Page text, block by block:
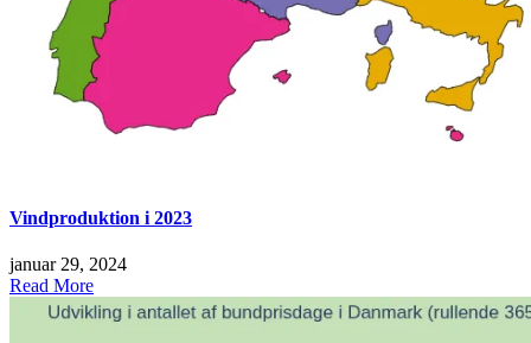
Vindproduktion i 2023
januar 29, 2024
Read More